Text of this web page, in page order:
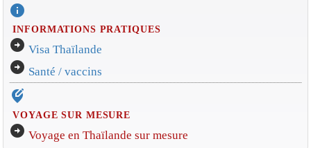
info
INFORMATIONS PRATIQUES
arrow_circle_right Visa Thaïlande
arrow_circle_right Santé / vaccins
edit_location_alt
VOYAGE SUR MESURE
arrow_circle_right Voyage en Thaïlande sur mesure